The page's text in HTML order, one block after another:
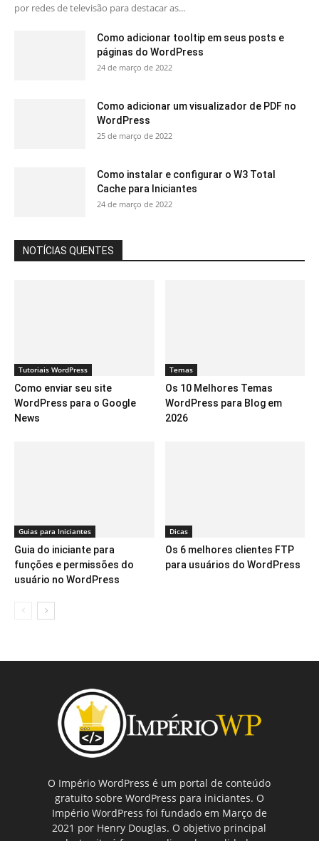
por redes de televisão para destacar as...
Como adicionar tooltip em seus posts e
páginas do WordPress
24 de março de 2022
Como adicionar um visualizador de PDF no
WordPress
25 de março de 2022
Como instalar e configurar o W3 Total
Cache para Iniciantes
24 de março de 2022
NOTÍCIAS QUENTES
Tutoriais WordPress
Como enviar seu site
WordPress para o Google
News
Temas
Os 10 Melhores Temas
WordPress para Blog em
2026
Guias para Iniciantes
Guia do iniciante para
funções e permissões do
usuário no WordPress
Dicas
Os 6 melhores clientes FTP
para usuários do WordPress
O Império WordPress é um portal de conteúdo
gratuito sobre WordPress para iniciantes. O
Império WordPress foi fundado em Março de
2021 por Henry Douglas. O objetivo principal